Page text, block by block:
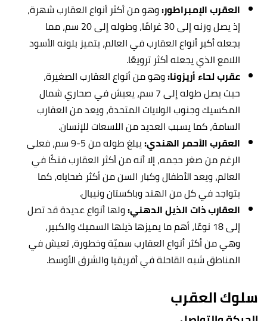
العقرب الإمبراطور:وهو من أكثر أنواع العقارب شهرة،
إذ يصل وزنه إلى 30 غرامًا، وطوله إلى 20 سم، مما
يجعله أكبر أنواع العقارب في العالم، يتميز بلونه الأسود
اللامع الذي يجعله أكثر ترويعًا.
عقرب لحاء أريزونا:وهو من أنواع العقارب الصغيرة،
حيث يصل طوله إلى 7 سم، يعيش في صحاري شمال
المكسيك وجنوب الولايات المتحدة، ويعد من العقارب
السامة، كما يسبب العديد من اللسعات للإنسان.
العقرب الأحمر الهندي:
يبلغ طوله من 5-9 سم، فعلى
الرغم من صغر حجمه، إلا أنه من أكثر العقارب فتكًا في
العالم، ويعد الأطفال وكبار السن من أكثر ضحاياه، كما
يتواجد في كل من الهند وباكستان ونيبال.
العقارب ذات الذيل الدهني:ولها أنواع عديدة قد تصل
إلى 18 نوعًا، أهم ما يميزها ذيلها السميك والكبير،
وهي من أكثر أنواع العقارب سميّة وخطورة، تعيش في
المناطق شبه القاحلة في أفريقيا والشرق الأوسط.
سلوك العقرب